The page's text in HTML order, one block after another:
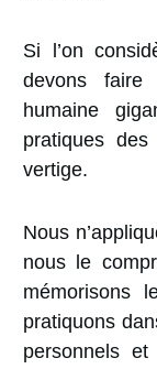
Si l’on
devons faire
humaine
pratiques
vertige.
Nous
nous le
mémorisons
pratiquons
personnels